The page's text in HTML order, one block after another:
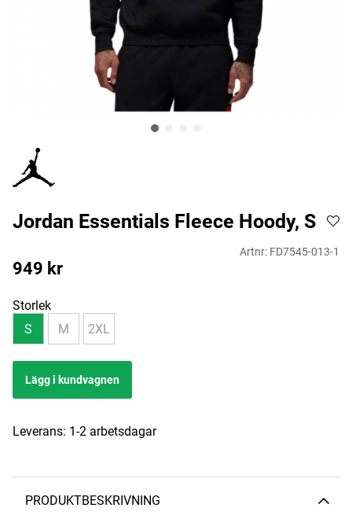
Jordan Essentials Fleece Hoody, S
Artnr: FD7545-013-1
949 kr
Storlek
S
M 2XL
Lägg i kundvagnen
Leverans: 1-2 arbetsdagar
PRODUKTBESKRIVNING